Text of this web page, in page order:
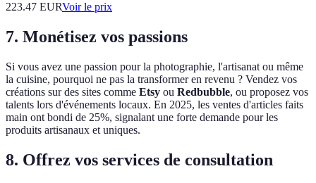
223.47 EURVoir le prix
7. Monétisez vos passions
Si vous avez une passion pour la photographie, l'artisanat ou même
la cuisine, pourquoi ne pas la transformer en revenu ? Vendez vos
créations sur des sites comme Etsy ou Redbubble, ou proposez vos
talents lors d'événements locaux. En 2025, les ventes d'articles faits
main ont bondi de 25%, signalant une forte demande pour les
produits artisanaux et uniques.
8. Offrez vos services de consultation